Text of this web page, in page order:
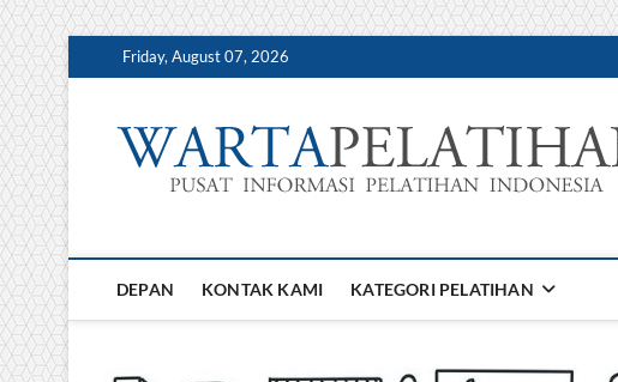
Skip
to
Friday, August 07, 2026
DEPAN KONTAK KAMI KATEGORI PELATIHAN